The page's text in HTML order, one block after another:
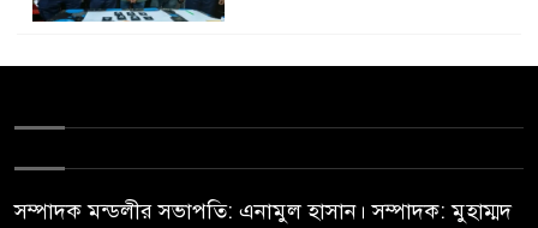
সম্পাদক মন্ডলীর সভাপতি: এনামুল হাসান। সম্পাদক: মুহাম্মদ